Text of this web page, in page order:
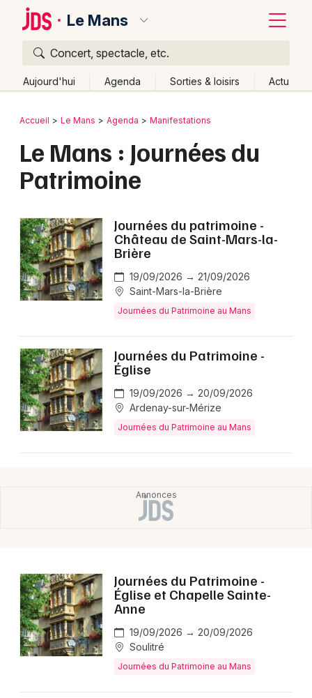
Le Mans
Concert, spectacle, etc.
Aujourd'hui Agenda Sorties & loisirs Actu
Publier un événement
Activité & Expérience
Manifestations
Spectacles
Concerts
Sports
Journées du Patrimoine dans la Sarthe
Journées du Patrimoine dans les Pays de la
Loire
Bordeaux
Colmar
Lyon
Marseille
Mulhouse
Nantes
Nice
Paris
Strasbourg
Retour
Accueil Le Mans Agenda Manifestations
Le Mans : Journées du
Patrimoine
Journées du patrimoine -
Château de Saint-Mars-la-
Brière
19/09/2026 → 21/09/2026
Saint-Mars-la-Brière
Journées du Patrimoine au Mans
Journées du Patrimoine -
Église
19/09/2026 → 20/09/2026
Ardenay-sur-Mérize
Journées du Patrimoine au Mans
Journées du Patrimoine -
Église et Chapelle Sainte-
Anne
19/09/2026 → 20/09/2026
Soulitré
Journées du Patrimoine au Mans
Quoi ?
Où ?
Partout
Près de moi Changer de lieu
Quand ?